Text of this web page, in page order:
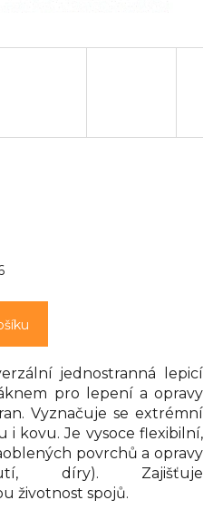
jednostranná lepicí
pro lepení a opravy
Vyznačuje se extrémní
i kovu. Je vysoce flexibilní,
povrchů a opravy
díry). Zajišťuje
životnost spojů.